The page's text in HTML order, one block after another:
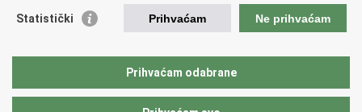
Registar neprofitnih organizacija
Nacionalna zaklada za razvoj civilnoga društva
Statistički Prihvaćam Ne prihvaćam
Prihvaćam odabrane